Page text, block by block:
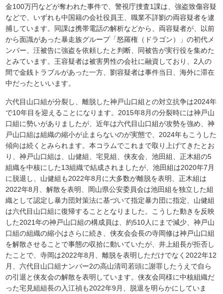
金100万円などが奪われた事件で、警視庁捜査1課は、強盗致傷容疑
などで、いずれも中国籍の会社役員王、職業不詳劉の両容疑者を逮
捕しています。同課は携帯電話の解析などから、両容疑者が、以前
から面識があった暴走族グループ「怒羅権（ドラゴン）」の初代メ
ンバー、汪被告に強盗を依頼したと判断、同被告が実行役を集めた
とみています。王容疑者は被害男性の会社に融資しており、2人の
間で金銭トラブルがあった一方、劉容疑者は事件当日、海外に滞在
中だったといいます。
六代目山口組が分裂し、離脱した神戸山口組との対立抗争は2024年
で10年目を迎えることになります。2015年8月の分裂時には神戸山
口組に勢いがありましたが、近年は六代目山口組が攻勢を強め、神
戸山口組は組織の縮小が止まらないのが実態で、2024年もこうした
傾向は続くとみられます。本コラムでこれまで取り上げてきたとお
り、神戸山口組は、山健組、宅見組、侠友会、池田組、正木組の5
組織を中核にした13組織で結成されましたが、池田組は2020年7月
に脱退し、山健組も2022年8月に大多数が離脱を表明、正木組は
2022年8月、解散を表明、岡山県公安委員会は池田組を独立した組
織として認定し暴力団対策法に基づいて指定暴力団に指定、山健組
は六代目山口組に復帰することとなりました。こうした動きを反映
した2021年の神戸山口組の構成員は、約510人にまで減少、神戸山
口組の組織の縮小はさらに続き、侠友会会長の寺岡修は神戸山口組
を解散させることで事態の収拾に動いていたが、井上組長が拒否し
たことで、寺岡は2022年8月、離脱を表明しただけでなく2022年12
月、六代目山口組ナンバー2の高山清司若頭に謝罪したうえで自ら
の引退と侠友会の解散を表明しています。侠友会同様に中核組織だ
った宅見組組長の入江禎も2022年9月、脱退を明らかにしていま